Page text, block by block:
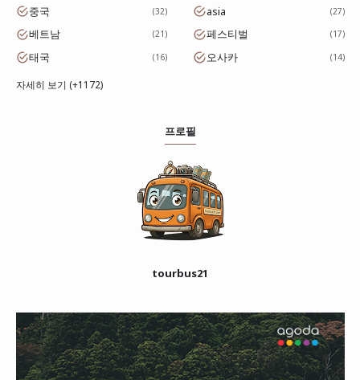
중국 32 asia 27
베트남 21 페스티벌 17
태국 16 오사카 14
자세히 보기 (+1172)
프로필
tourbus21